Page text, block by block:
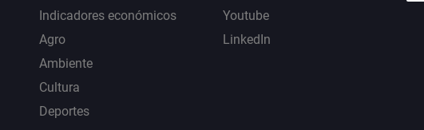
Indicadores económicos
Agro
Ambiente
Cultura
Deportes
Youtube
LinkedIn